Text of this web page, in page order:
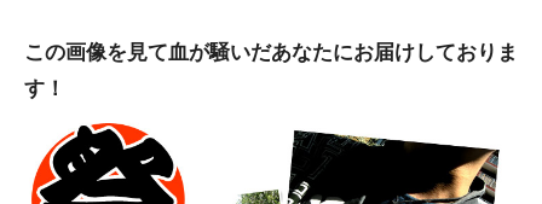
この画像を見て血が騒いだあなたにお届けしておりま
す！